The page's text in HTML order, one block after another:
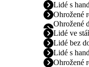
Lidé s
Ohrožené
Ohrožené
Lidé ve
Lidé bez
Lidé s
Ohrožené